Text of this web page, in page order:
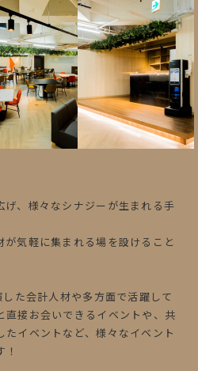
、様々なシナジーが生まれる手
気軽に集まれる場を設けること
た会計人材や多方面で活躍して
直接お会いできるイベントや、共
イベントなど、様々なイベント